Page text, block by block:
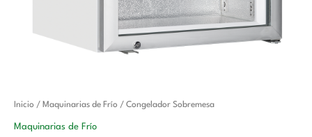
Inicio / Maquinarias de Frío / Congelador Sobremesa
Maquinarias de Frío
El
precio
El
Congelador
Sobremesa